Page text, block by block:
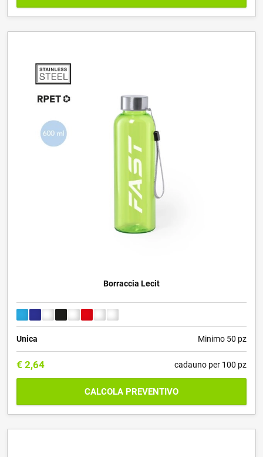
Borraccia Lecit
Unica Minimo 50 pz
€ 2,64 cadauno per 100 pz
CALCOLA PREVENTIVO